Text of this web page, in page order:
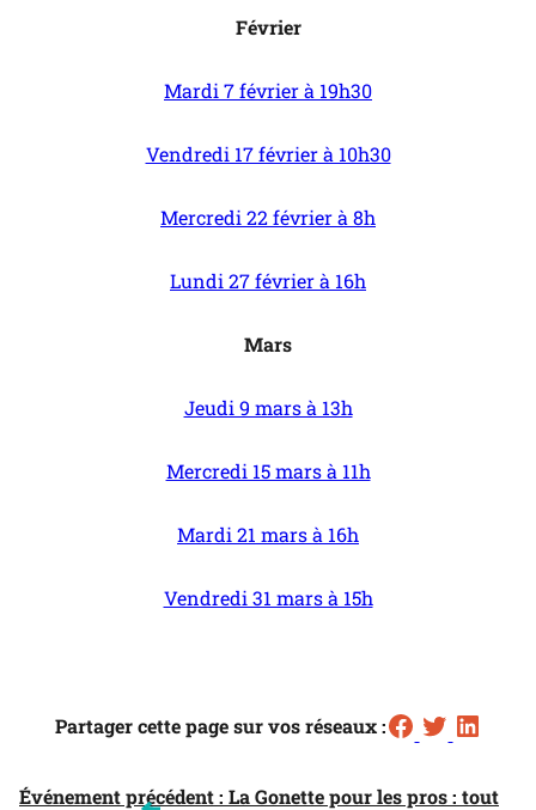
Février
Mardi 7 février à 19h30
Vendredi 17 février à 10h30
Mercredi 22 février à 8h
Lundi 27 février à 16h
Mars
Jeudi 9 mars à 13h
Mercredi 15 mars à 11h
Mardi 21 mars à 16h
Vendredi 31 mars à 15h
Partager cette page sur vos réseaux :
Événement précédent : La Gonette pour les pros : tout